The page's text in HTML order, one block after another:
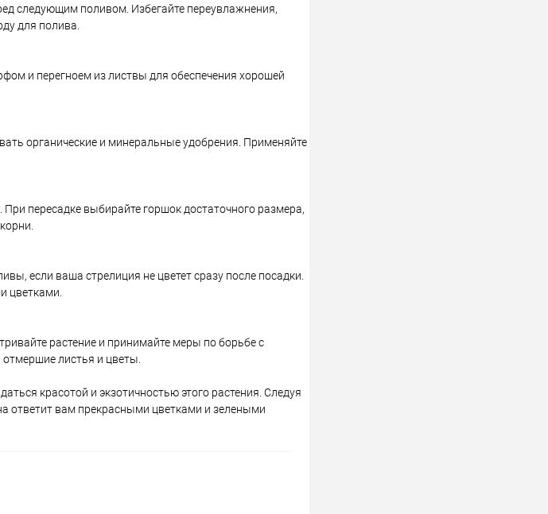
следующим поливом. Избегайте переувлажнения,
для полива.
и перегноем из листвы для обеспечения хорошей
органические и минеральные удобрения. Применяйте
пересадке выбирайте горшок достаточного размера,
если ваша стрелиция не цветет сразу после посадки.
цветками.
растение и принимайте меры по борьбе с
отмершие листья и цветы.
красотой и экзотичностью этого растения. Следуя
ответит вам прекрасными цветками и зелеными